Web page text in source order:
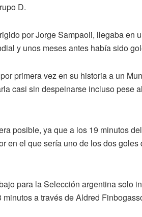
D.
por Jorge Sampaoli, llegaba en
y unos meses antes había sido
primera vez en su historia a un
casi sin despeinarse incluso pese
posible, ya que a los 19 minutos
en el que sería uno de los dos goles
para la Selección argentina solo
a través de Aldred